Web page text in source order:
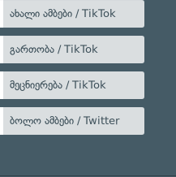
ახალი ამბები / TikTok
გართობა / TikTok
მეცნიერება / TikTok
ბოლო ამბები / Twitter